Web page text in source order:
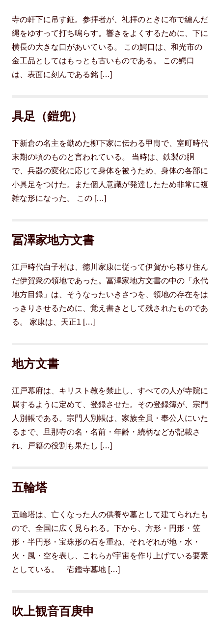
寺の軒下に吊す鉦。参拝者が、礼拝のときに布で編んだ
縄をゆすって打ち鳴らす。響きをよくするために、下に
横長の大きな口があいている。 この鰐口は、和光市の
金工品としてはもっとも古いものである。 この鰐口
は、表面に刻んである銘 […]
具足（鎧兜）
下新倉の名主を勤めた柳下家に伝わる甲冑で、室町時代
末期の頃のものと言われている。 当時は、鉄製の胴
で、兵器の変化に応じて身体を被うため、身体の各部に
小具足をつけた。また個人意識が発達したため非常に複
雑な形になった。 この […]
冨澤家地方文書
江戸時代白子村は、徳川家康に従って伊賀から移り住ん
だ伊賀衆の領地であった。冨澤家地方文書の中の「永代
地方目録」は、そうなったいきさつを、領地の存在をは
っきりさせるために、覚え書きとして残されたものであ
る。 家康は、天正1 […]
地方文書
江戸幕府は、キリスト教を禁止し、すべての人が寺院に
属するように定めて、登録させた。その登録簿が、宗門
人別帳である。宗門人別帳は、家族全員・奉公人にいた
るまで、旦那寺の名・名前・年齢・続柄などが記載さ
れ、戸籍の役割も果たし […]
五輪塔
五輪塔は、亡くなった人の供養や墓として建てられたも
ので、全国に広く見られる。下から、方形・円形・笠
形・半円形・宝珠形の石を重ね、それぞれが地・水・
火・風・空を表し、これらが宇宙を作り上げている要素
としている。 壱鑑寺墓地 […]
吹上観音百庚申